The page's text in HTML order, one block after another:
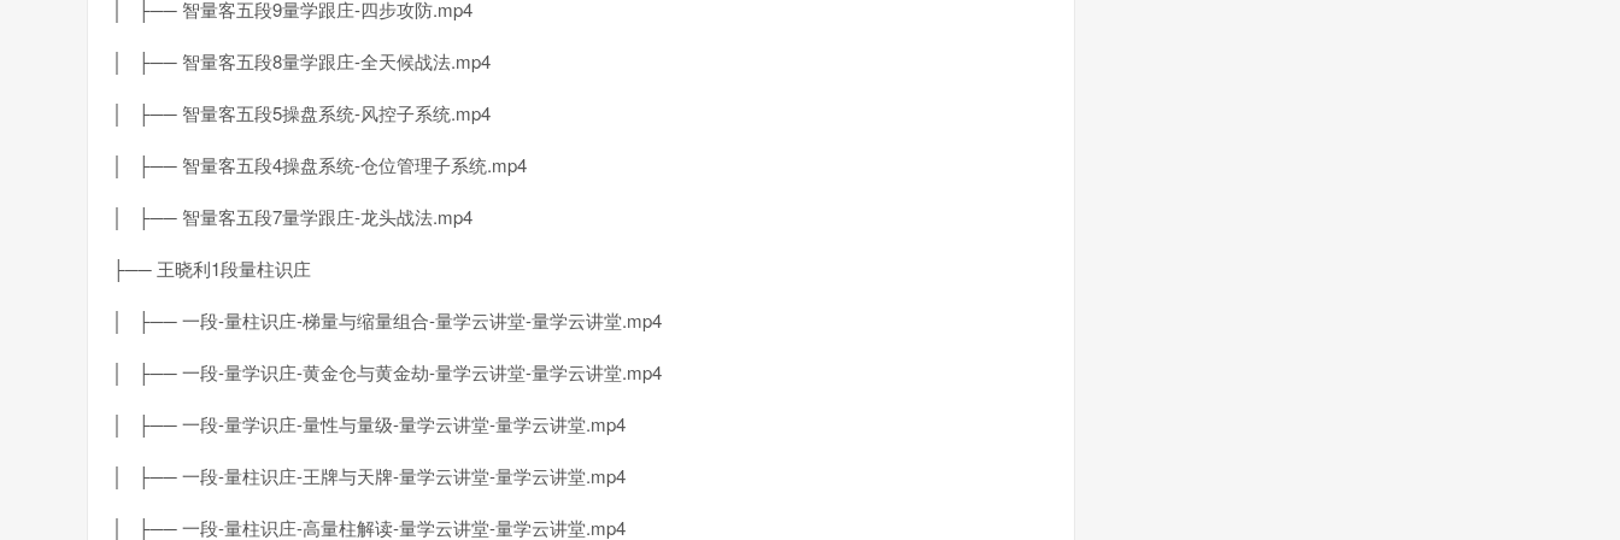
│ ├── 智量客五段9量学跟庄-四步攻防.mp4
│ ├── 智量客五段8量学跟庄-全天候战法.mp4
│ ├── 智量客五段5操盘系统-风控子系统.mp4
│ ├── 智量客五段4操盘系统-仓位管理子系统.mp4
│ ├── 智量客五段7量学跟庄-龙头战法.mp4
├── 王晓利1段量柱识庄
│ ├── 一段-量柱识庄-梯量与缩量组合-量学云讲堂-量学云讲堂.mp4
│ ├── 一段-量学识庄-黄金仓与黄金劫-量学云讲堂-量学云讲堂.mp4
│ ├── 一段-量学识庄-量性与量级-量学云讲堂-量学云讲堂.mp4
│ ├── 一段-量柱识庄-王牌与天牌-量学云讲堂-量学云讲堂.mp4
│ ├── 一段-量柱识庄-高量柱解读-量学云讲堂-量学云讲堂.mp4